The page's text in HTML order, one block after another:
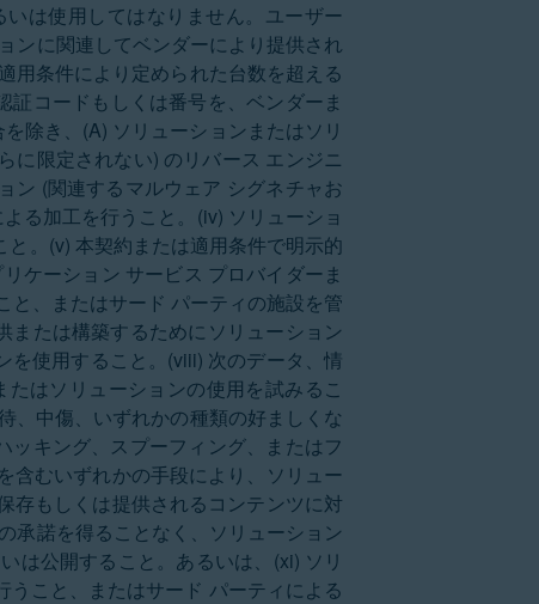
は使用してはなりません。ユーザー
ンに関連してベンダーにより提供され
用条件により定められた台数を超える
コードもしくは番号を、ベンダーま
除き、(A) ソリューションまたはソリ
に限定されない) のリバース エンジニ
ン (関連するマルウェア シグネチャお
る加工を行うこと。(iv) ソリューショ
。(v) 本契約または適用条件で明示的
ケーション サービス プロバイダーま
、またはサード パーティの施設を管
たは構築するためにソリューション
使用すること。(viii) 次のデータ、情
はソリューションの使用を試みるこ
、中傷、いずれかの種類の好ましくな
キング、スプーフィング、またはフ
含むいずれかの手段により、ソリュー
存もしくは提供されるコンテンツに対
承諾を得ることなく、ソリューション
は公開すること。あるいは、(xi) ソリ
こと、またはサード パーティによる